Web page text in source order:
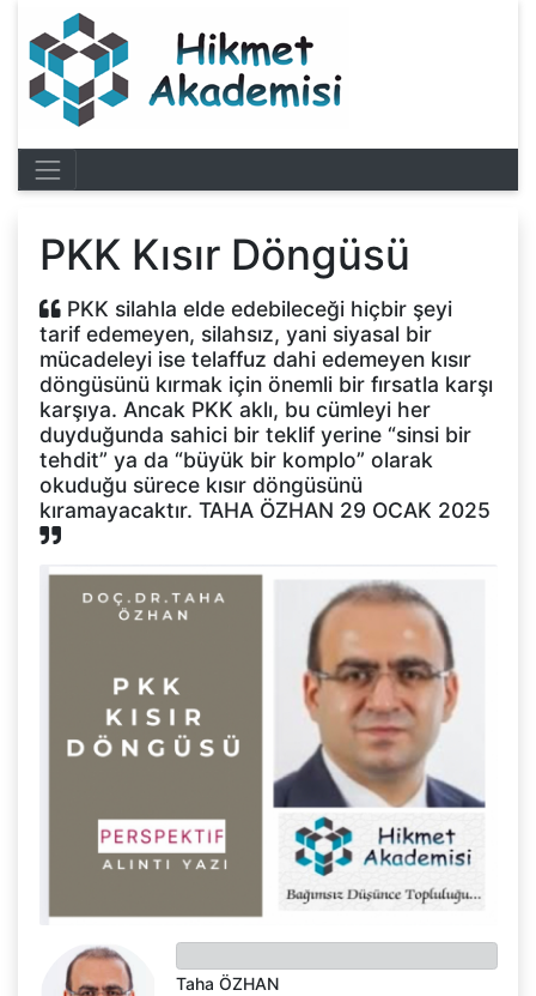
PKK Kısır Döngüsü
PKK silahla elde edebileceği hiçbir şeyi
tarif edemeyen, silahsız, yani siyasal bir
mücadeleyi ise telaffuz dahi edemeyen kısır
döngüsünü kırmak için önemli bir fırsatla karşı
karşıya. Ancak PKK aklı, bu cümleyi her
duyduğunda sahici bir teklif yerine “sinsi bir
tehdit” ya da “büyük bir komplo” olarak
okuduğu sürece kısır döngüsünü
kıramayacaktır. TAHA ÖZHAN 29 OCAK 2025
Taha ÖZHAN